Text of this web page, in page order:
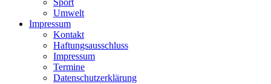
Sport
Umwelt
Impressum
Kontakt
Haftungsausschluss
Impressum
Termine
Datenschutzerklärung